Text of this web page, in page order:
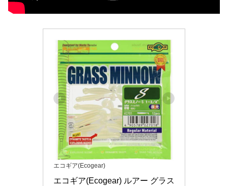
エコギア(Ecogear)
エコギア(Ecogear) ルアー グラス